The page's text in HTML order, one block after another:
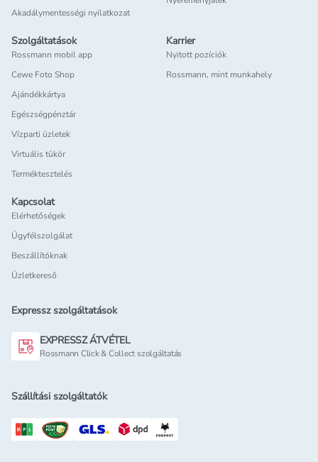
Akadálymentességi nyilatkozat
Szolgáltatások
Rossmann mobil app
Cewe Foto Shop
Ajándékkártya
Egészségpénztár
Vízparti üzletek
Virtuális tükör
Terméktesztelés
Karrier
Nyitott pozíciók
Rossmann, mint munkahely
Kapcsolat
Elérhetőségek
Ügyfélszolgálat
Beszállítóknak
Üzletkereső
Expressz szolgáltatások
EXPRESSZ ÁTVÉTEL
Rossmann Click & Collect szolgáltatás
Szállítási szolgáltatók